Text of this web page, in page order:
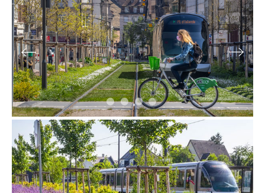
Slide précédente Slide
Slide 1Slide 2Slide 3Slide 4